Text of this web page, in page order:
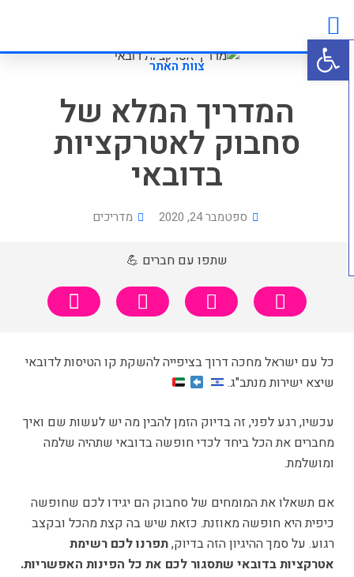
צוות האתר
המדריך המלא של
סחבוק לאטרקציות
בדובאי
ספטמבר 24, 2020 מדריכים
שתפו עם חברים 💪
כל עם ישראל מחכה דרוך בציפייה להשקת קו הטיסות לדובאי
שיצא ישירות מנתב"ג.
עכשיו, רגע לפני, זה בדיוק הזמן להבין מה יש לעשות שם ואיך
מחברים את הכל ביחד לכדי חופשה בדובאי שתהיה שלמה
ומושלמת.
אם תשאלו את המומחים של סחבוק הם יגידו לכם שחופשה
כיפית היא חופשה מאוזנת. כזאת שיש בה קצת מהכל ובקצב
רגוע. על סמך ההיגיון הזה בדיוק,תפרנו לכם רשימת
אטרקציות בדובאי שתסגור לכם את כל הפינות האפשריות.
פתח סרגל נגישות